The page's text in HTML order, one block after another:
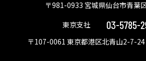
〒981-0933 宮城県仙台市青葉
東京支社
03-5785-
〒107-0061 東京都港区北青山2-7-